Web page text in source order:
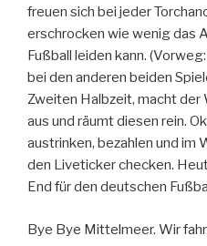
freuen sich bei jeder
erschrocken wie wenig das
Fußball leiden kann.
bei den anderen beiden
Zweiten Halbzeit, macht der
aus und räumt diesen rein.
austrinken, bezahlen und im
den Liveticker checken.
End für den deutschen
Bye Bye Mittelmeer. Wir